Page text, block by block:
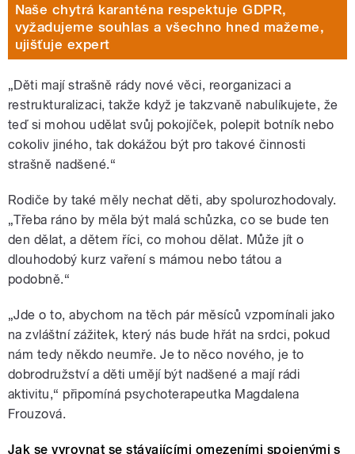
Naše chytrá karanténa respektuje GDPR,
vyžadujeme souhlas a všechno hned mažeme,
ujišťuje expert
„Děti mají strašně rády nové věci, reorganizaci a
restrukturalizaci, takže když je takzvaně nabulíkujete, že
teď si mohou udělat svůj pokojíček, polepit botník nebo
cokoliv jiného, tak dokážou být pro takové činnosti
strašně nadšené.“
Rodiče by také měly nechat děti, aby spolurozhodovaly.
„Třeba ráno by měla být malá schůzka, co se bude ten
den dělat, a dětem říci, co mohou dělat. Může jít o
dlouhodobý kurz vaření s mámou nebo tátou a
podobně.“
„Jde o to, abychom na těch pár měsíců vzpomínali jako
na zvláštní zážitek, který nás bude hřát na srdci, pokud
nám tedy někdo neumře. Je to něco nového, je to
dobrodružství a děti umějí být nadšené a mají rádi
aktivitu,“ připomíná psychoterapeutka Magdalena
Frouzová.
Jak se vyrovnat se stávajícími omezeními spojenými s